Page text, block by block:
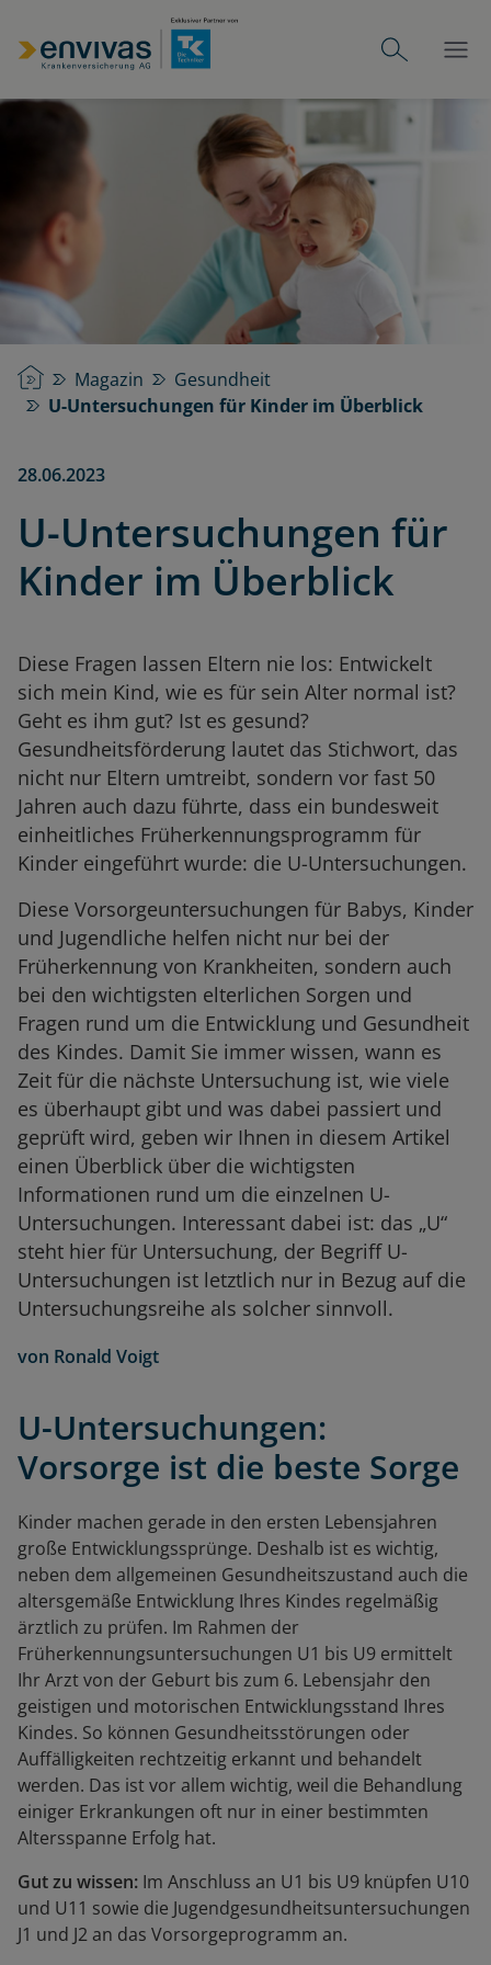
StartseiteMagazin
Gesundheit
U-Untersuchungen für Kinder im Überblick
28.06.2023
U-Untersuchungen für
Kinder im Überblick
Diese Fragen lassen Eltern nie los: Entwickelt
sich mein Kind, wie es für sein Alter normal ist?
Geht es ihm gut? Ist es gesund?
Gesundheitsförderung lautet das Stichwort, das
nicht nur Eltern umtreibt, sondern vor fast 50
Jahren auch dazu führte, dass ein bundesweit
einheitliches Früherkennungsprogramm für
Kinder eingeführt wurde: die U-Untersuchungen.
Diese Vorsorgeuntersuchungen für Babys, Kinder
und Jugendliche helfen nicht nur bei der
Früherkennung von Krankheiten, sondern auch
bei den wichtigsten elterlichen Sorgen und
Fragen rund um die Entwicklung und Gesundheit
des Kindes. Damit Sie immer wissen, wann es
Zeit für die nächste Untersuchung ist, wie viele
es überhaupt gibt und was dabei passiert und
geprüft wird, geben wir Ihnen in diesem Artikel
einen Überblick über die wichtigsten
Informationen rund um die einzelnen U-
Untersuchungen. Interessant dabei ist: das „U“
steht hier für Untersuchung, der Begriff U-
Untersuchungen ist letztlich nur in Bezug auf die
Untersuchungsreihe als solcher sinnvoll.
von Ronald Voigt
U-Untersuchungen:
Vorsorge ist die beste Sorge
Kinder machen gerade in den ersten Lebensjahren
große Entwicklungssprünge. Deshalb ist es wichtig,
neben dem allgemeinen Gesundheitszustand auch die
altersgemäße Entwicklung Ihres Kindes regelmäßig
ärztlich zu prüfen. Im Rahmen der
Früherkennungsuntersuchungen U1 bis U9 ermittelt
Ihr Arzt von der Geburt bis zum 6. Lebensjahr den
geistigen und motorischen Entwicklungsstand Ihres
Kindes. So können Gesundheitsstörungen oder
Auffälligkeiten rechtzeitig erkannt und behandelt
werden. Das ist vor allem wichtig, weil die Behandlung
einiger Erkrankungen oft nur in einer bestimmten
Altersspanne Erfolg hat.
Gut zu wissen: Im Anschluss an U1 bis U9 knüpfen U10
und U11 sowie die Jugendgesundheitsuntersuchungen
J1 und J2 an das Vorsorgeprogramm an.